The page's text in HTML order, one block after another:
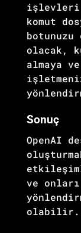
işlevleri
komut
olacak,
almaya
Sonuç
OpenAI
ve
olabilir.